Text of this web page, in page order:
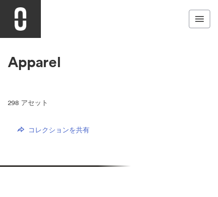
Apparel
298 アセット
コレクションを共有